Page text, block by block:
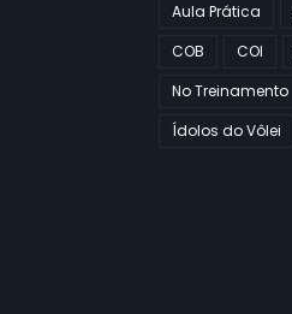
Aula Prática
COB
COI
No Treinamento
Ídolos do Vôlei